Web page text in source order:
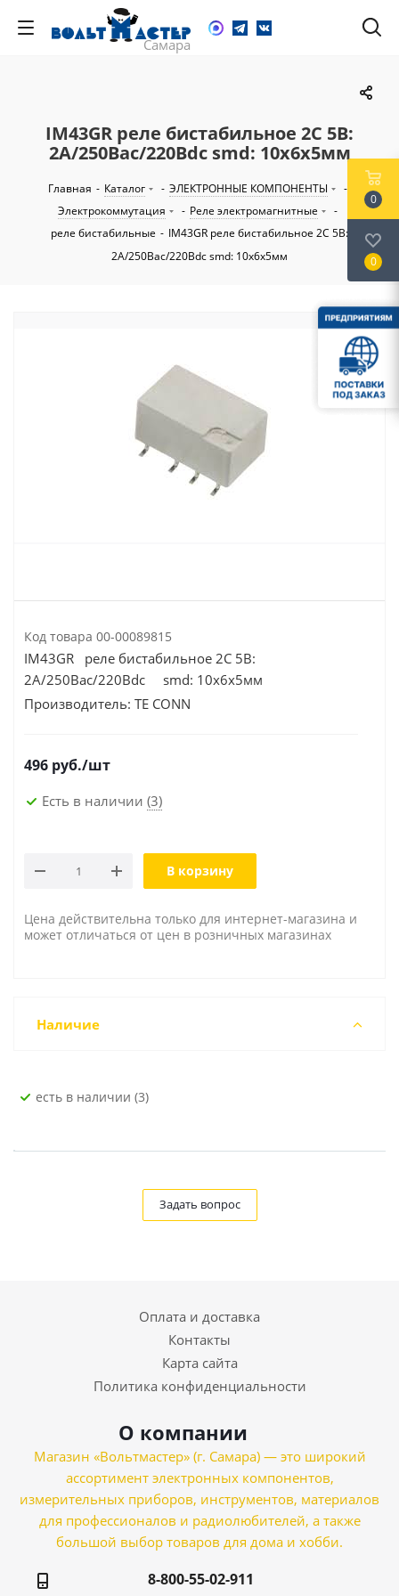
IM43GR реле бистабильное 2С 5В:
2А/250Вac/220Вdc smd: 10х6х5мм
Главная - Каталог - ЭЛЕКТРОННЫЕ КОМПОНЕНТЫ
-
Электрокоммутация
- Реле электромагнитные
-
реле бистабильные - IM43GR реле бистабильное 2С 5В:
2А/250Вac/220Вdc smd: 10х6х5мм
Код товара 00-00089815
IM43GR реле бистабильное 2С 5В:
2А/250Вac/220Вdc smd: 10х6х5мм
Производитель: TE CONN
496 руб./шт
Есть в наличии (3)
В корзину
Цена действительна только для интернет-магазина и
может отличаться от цен в розничных магазинах
Наличие
Есть в наличии (3)
Задать вопрос
Оплата и доставка
Контакты
Карта сайта
Политика конфиденциальности
О компании
Магазин «Вольтмастер» (г. Самара) — это широкий
ассортимент электронных компонентов,
измерительных приборов, инструментов, материалов
для профессионалов и радиолюбителей, а также
большой выбор товаров для дома и хобби.
8-800-55-02-911
0
0